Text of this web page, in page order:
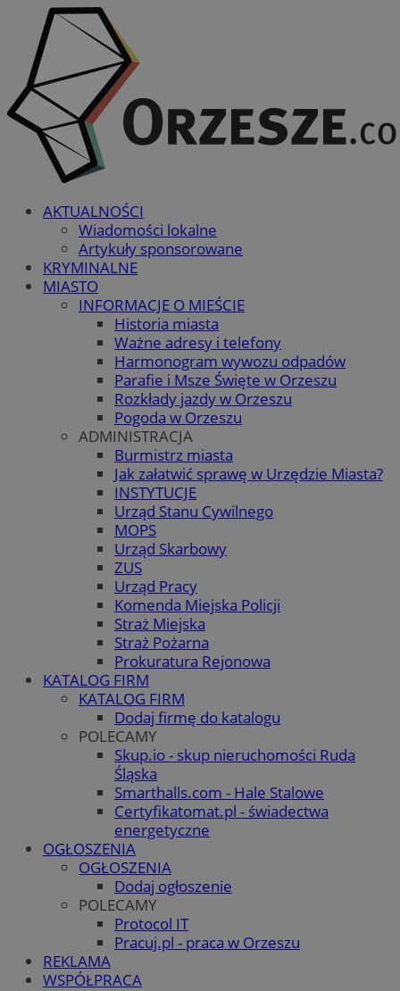
AKTUALNOŚCI
Wiadomości lokalne
Artykuły sponsorowane
KRYMINALNE
MIASTO
INFORMACJE O MIEŚCIE
Historia miasta
Ważne adresy i telefony
Harmonogram wywozu odpadów
Parafie i Msze Święte w Orzeszu
Rozkłady jazdy w Orzeszu
Pogoda w Orzeszu
ADMINISTRACJA
Burmistrz miasta
Jak załatwić sprawę w Urzędzie Miasta?
INSTYTUCJE
Urząd Stanu Cywilnego
MOPS
Urząd Skarbowy
ZUS
Urząd Pracy
Komenda Miejska Policji
Straż Miejska
Straż Pożarna
Prokuratura Rejonowa
KATALOG FIRM
KATALOG FIRM
Dodaj firmę do katalogu
POLECAMY
Skup.io - skup nieruchomości Ruda
Śląska
Smarthalls.com - Hale Stalowe
Certyfikatomat.pl - świadectwa
energetyczne
OGŁOSZENIA
OGŁOSZENIA
Dodaj ogłoszenie
POLECAMY
Protocol IT
Pracuj.pl - praca w Orzeszu
REKLAMA
WSPÓŁPRACA